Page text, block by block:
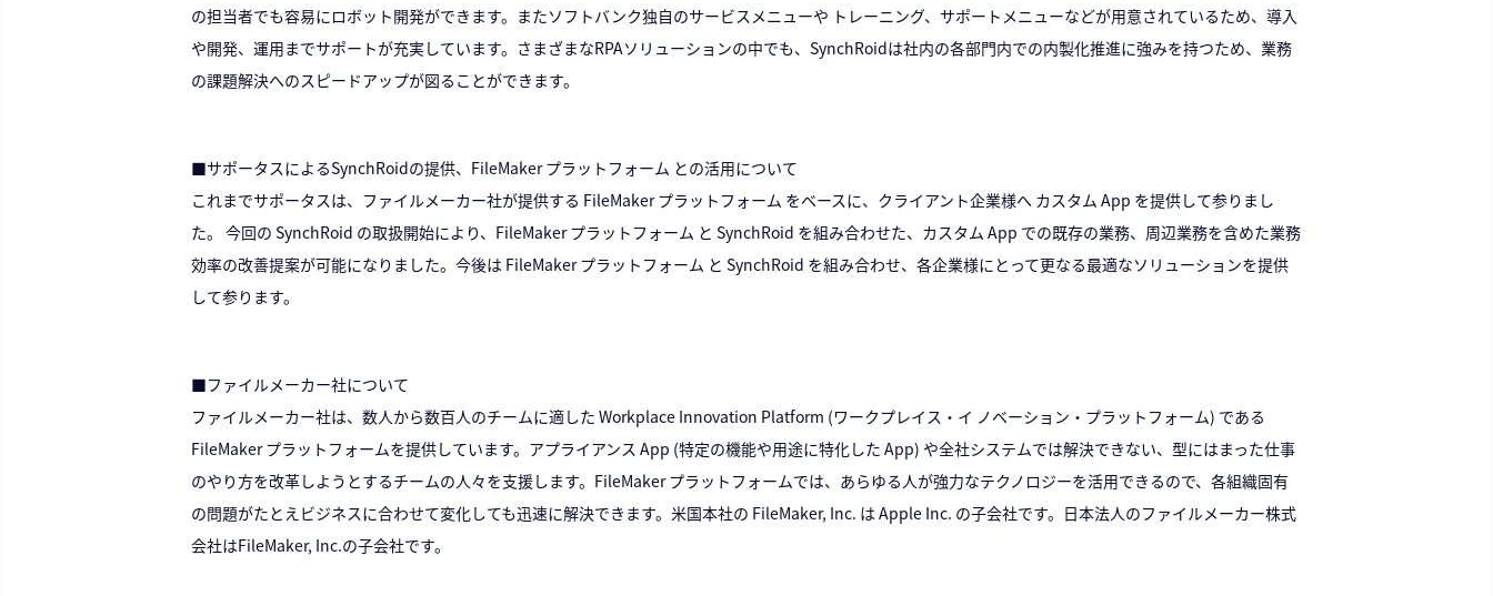
の担当者でも容易にロボット開発ができます。またソフトバンク独自のサービスメニューや トレーニング、サポートメニューなどが用意されているため、導入
や開発、運用までサポートが充実しています。さまざまなRPAソリューションの中でも、SynchRoidは社内の各部門内での内製化推進に強みを持つため、業務
の課題解決へのスピードアップが図ることができます。
■サポータスによるSynchRoidの提供、FileMaker プラットフォーム との活用について
これまでサポータスは、ファイルメーカー社が提供する FileMaker プラットフォーム をベースに、クライアント企業様へ カスタム App を提供して参りまし
た。 今回の SynchRoid の取扱開始により、FileMaker プラットフォーム と SynchRoid を組み合わせた、カスタム App での既存の業務、周辺業務を含めた業務
効率の改善提案が可能になりました。今後は FileMaker プラットフォーム と SynchRoid を組み合わせ、各企業様にとって更なる最適なソリューションを提供
して参ります。
■ファイルメーカー社について
ファイルメーカー社は、数人から数百人のチームに適した Workplace Innovation Platform (ワークプレイス・イ ノベーション・プラットフォーム) である
FileMaker プラットフォームを提供しています。アプライアンス App (特定の機能や用途に特化した App) や全社システムでは解決できない、型にはまった仕事
のやり方を改革しようとするチームの人々を支援します。FileMaker プラットフォームでは、あらゆる人が強力なテクノロジーを活用できるので、各組織固有
の問題がたとえビジネスに合わせて変化しても迅速に解決できます。米国本社の FileMaker, Inc. は Apple Inc. の子会社です。日本法人のファイルメーカー株式
会社はFileMaker, Inc.の子会社です。